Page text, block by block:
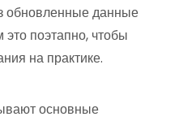
обновленные данные
поэтапно, чтобы
на практике.
основные